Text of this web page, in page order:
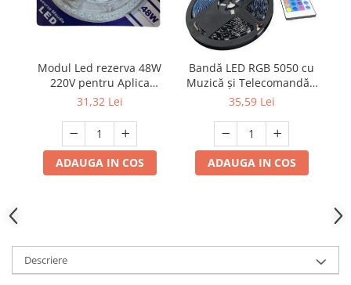
Modul Led rezerva 48W
220V pentru Aplica
lumina calda 3500KK
31,32 Lei
ADAUGA IN COS
Bandă LED RGB 5050 cu
Muzică și Telecomandă -
5m , USB,Negru
35,59 Lei
ADAUGA IN COS
Descriere